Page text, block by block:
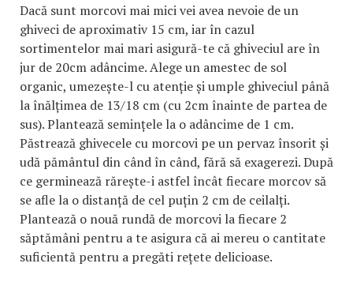
Dacă sunt morcovi mai mici vei avea nevoie de un
ghiveci de aproximativ 15 cm, iar în cazul
sortimentelor mai mari asigură-te că ghiveciul are în
jur de 20cm adâncime. Alege un amestec de sol
organic, umezește-l cu atenție și umple ghiveciul până
la înălțimea de 13/18 cm (cu 2cm înainte de partea de
sus). Plantează semințele la o adâncime de 1 cm.
Păstrează ghivecele cu morcovi pe un pervaz însorit și
udă pământul din când în când, fără să exagerezi. După
ce germinează rărește-i astfel încât fiecare morcov să
se afle la o distanță de cel puțin 2 cm de ceilalți.
Plantează o nouă rundă de morcovi la fiecare 2
săptămâni pentru a te asigura că ai mereu o cantitate
suficientă pentru a pregăti rețete delicioase.